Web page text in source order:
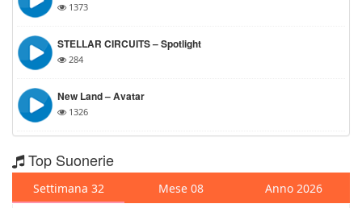
1373
STELLAR CIRCUITS – Spotlight
284
New Land – Avatar
1326
Top Suonerie
Settimana 32 Mese 08 Anno 2026